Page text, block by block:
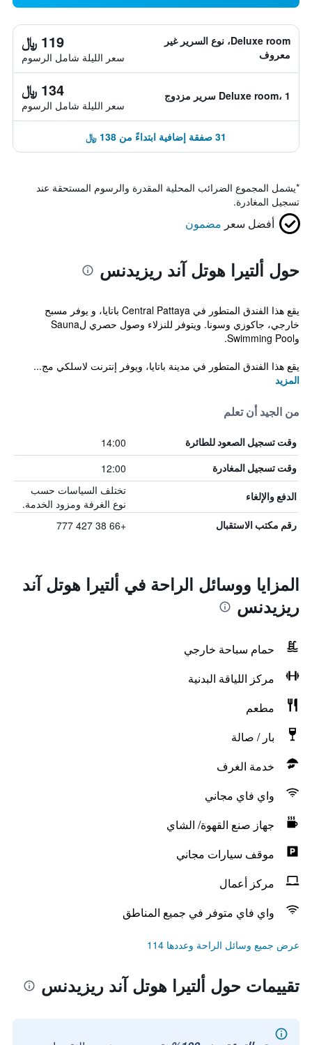
Deluxe room، نوع السرير غير
معروف
119 ﷼
سعر الليلة شامل الرسوم
Deluxe room، 1 سرير مزدوج 134 ﷼
سعر الليلة شامل الرسوم
31 صفقة إضافية ابتداءً من 138 ﷼
*يشمل المجموع الضرائب المحلية المقدرة والرسوم المستحقة عند
تسجيل المغادرة.
أفضل سعر مضمون
حول ألتيرا هوتل آند ريزيدنس
يقع هذا الفندق المتطور في Central Pattaya باتايا، و يوفر مسبح
خارجي، جاكوزي وسونا. ويتوفر للنزلاء وصول حصري لSauna
وSwimming Pool.
يقع هذا الفندق المتطور في مدينة باتايا، ويوفر إنترنت لاسلكي مج...
المزيد
من الجيد أن تعلم
وقت تسجيل الصعود للطائرة 14:00
وقت تسجيل المغادرة 12:00
الدفع والإلغاء
تختلف السياسات حسب
نوع الغرفة ومزود الخدمة.
رقم مكتب الاستقبال +66 38 427 777
المزايا ووسائل الراحة في ألتيرا هوتل آند
ريزيدنس
حمام سباحة خارجي
مركز اللياقة البدنية
مطعم
بار / صالة
خدمة الغرف
واي فاي مجاني
جهاز صنع القهوة/ الشاي
موقف سيارات مجاني
مركز أعمال
واي فاي متوفر في جميع المناطق
عرض جميع وسائل الراحة وعددها 114
تقييمات حول ألتيرا هوتل آند ريزيدنس